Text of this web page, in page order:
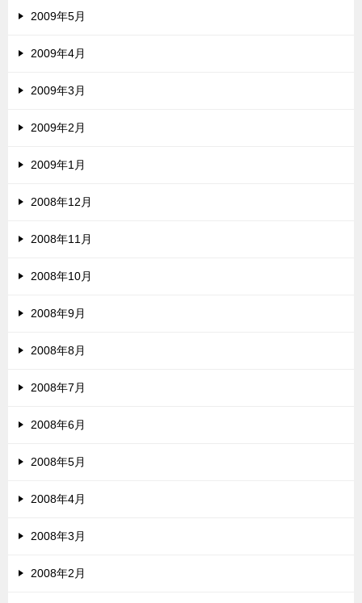
2009年5月
2009年4月
2009年3月
2009年2月
2009年1月
2008年12月
2008年11月
2008年10月
2008年9月
2008年8月
2008年7月
2008年6月
2008年5月
2008年4月
2008年3月
2008年2月